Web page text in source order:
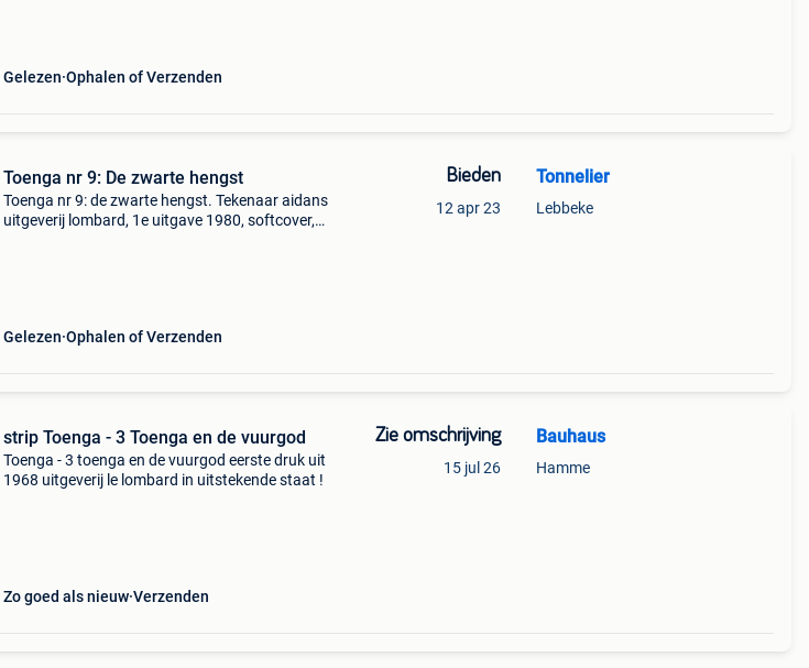
Gelezen Ophalen of Verzenden
Toenga nr 9: De zwarte hengst
Toenga nr 9: de zwarte hengst. Tekenaar aidans
uitgeverij lombard, 1e uitgave 1980, softcover,
Gelezen Ophalen of Verzenden
Bieden
12 apr 23
Tonnelier
Lebbeke
strip Toenga - 3 Toenga en de vuurgod
Toenga - 3 toenga en de vuurgod eerste druk uit
1968 uitgeverij le lombard in uitstekende staat !
Zo goed als nieuw Verzenden
Zie omschrijving
15 jul 26
Bauhaus
Hamme